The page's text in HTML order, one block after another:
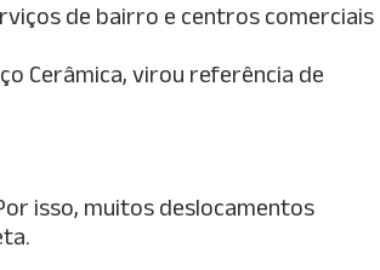
de bairro e centros comerciais
Cerâmica, virou referência de
isso, muitos deslocamentos